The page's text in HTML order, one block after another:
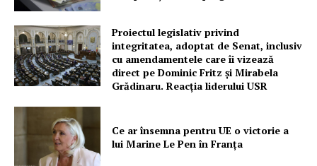
PRESShub
Despre noi / Echipa
Proiecte editoriale
Rețea
Contact
Proiectul legislativ privind
integritatea, adoptat de Senat, inclusiv
cu amendamentele care îi vizează
direct pe Dominic Fritz și Mirabela
Grădinaru. Reacția liderului USR
Ce ar însemna pentru UE o victorie a
lui Marine Le Pen în Franța